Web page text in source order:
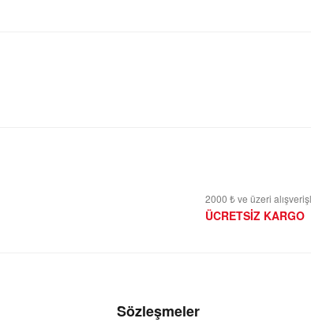
2000 ₺ ve üzeri
ÜCRETSİZ KARGO
Sözleşmeler